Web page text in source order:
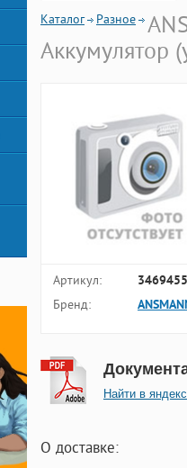
Каталог Разное
Аккумулятор
Артикул: 3469455
Бренд:
Найти в яндекс
О доставке: